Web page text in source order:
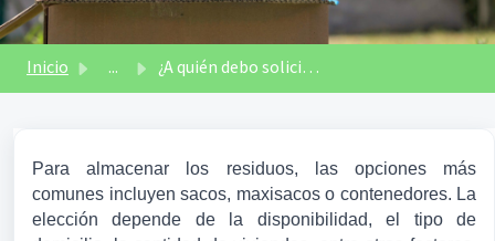
Inicio ... ¿A quién debo solicitar un contenedor/saco ♻️ para almace...
Para almacenar los residuos, las opciones más
comunes incluyen sacos, maxisacos o contenedores. La
elección depende de la disponibilidad, el tipo de